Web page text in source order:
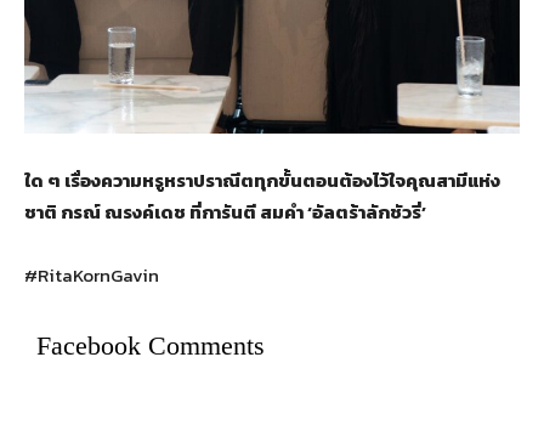
ใด ๆ เรื่องความหรูหราปราณีตทุกขั้นตอนต้องไว้ใจคุณสามีแห่ง
ชาติ กรณ์ ณรงค์เดช ที่การันตี สมคำ ‘อัลตร้าลักชัวรี่’
#RitaKornGavin
Facebook Comments